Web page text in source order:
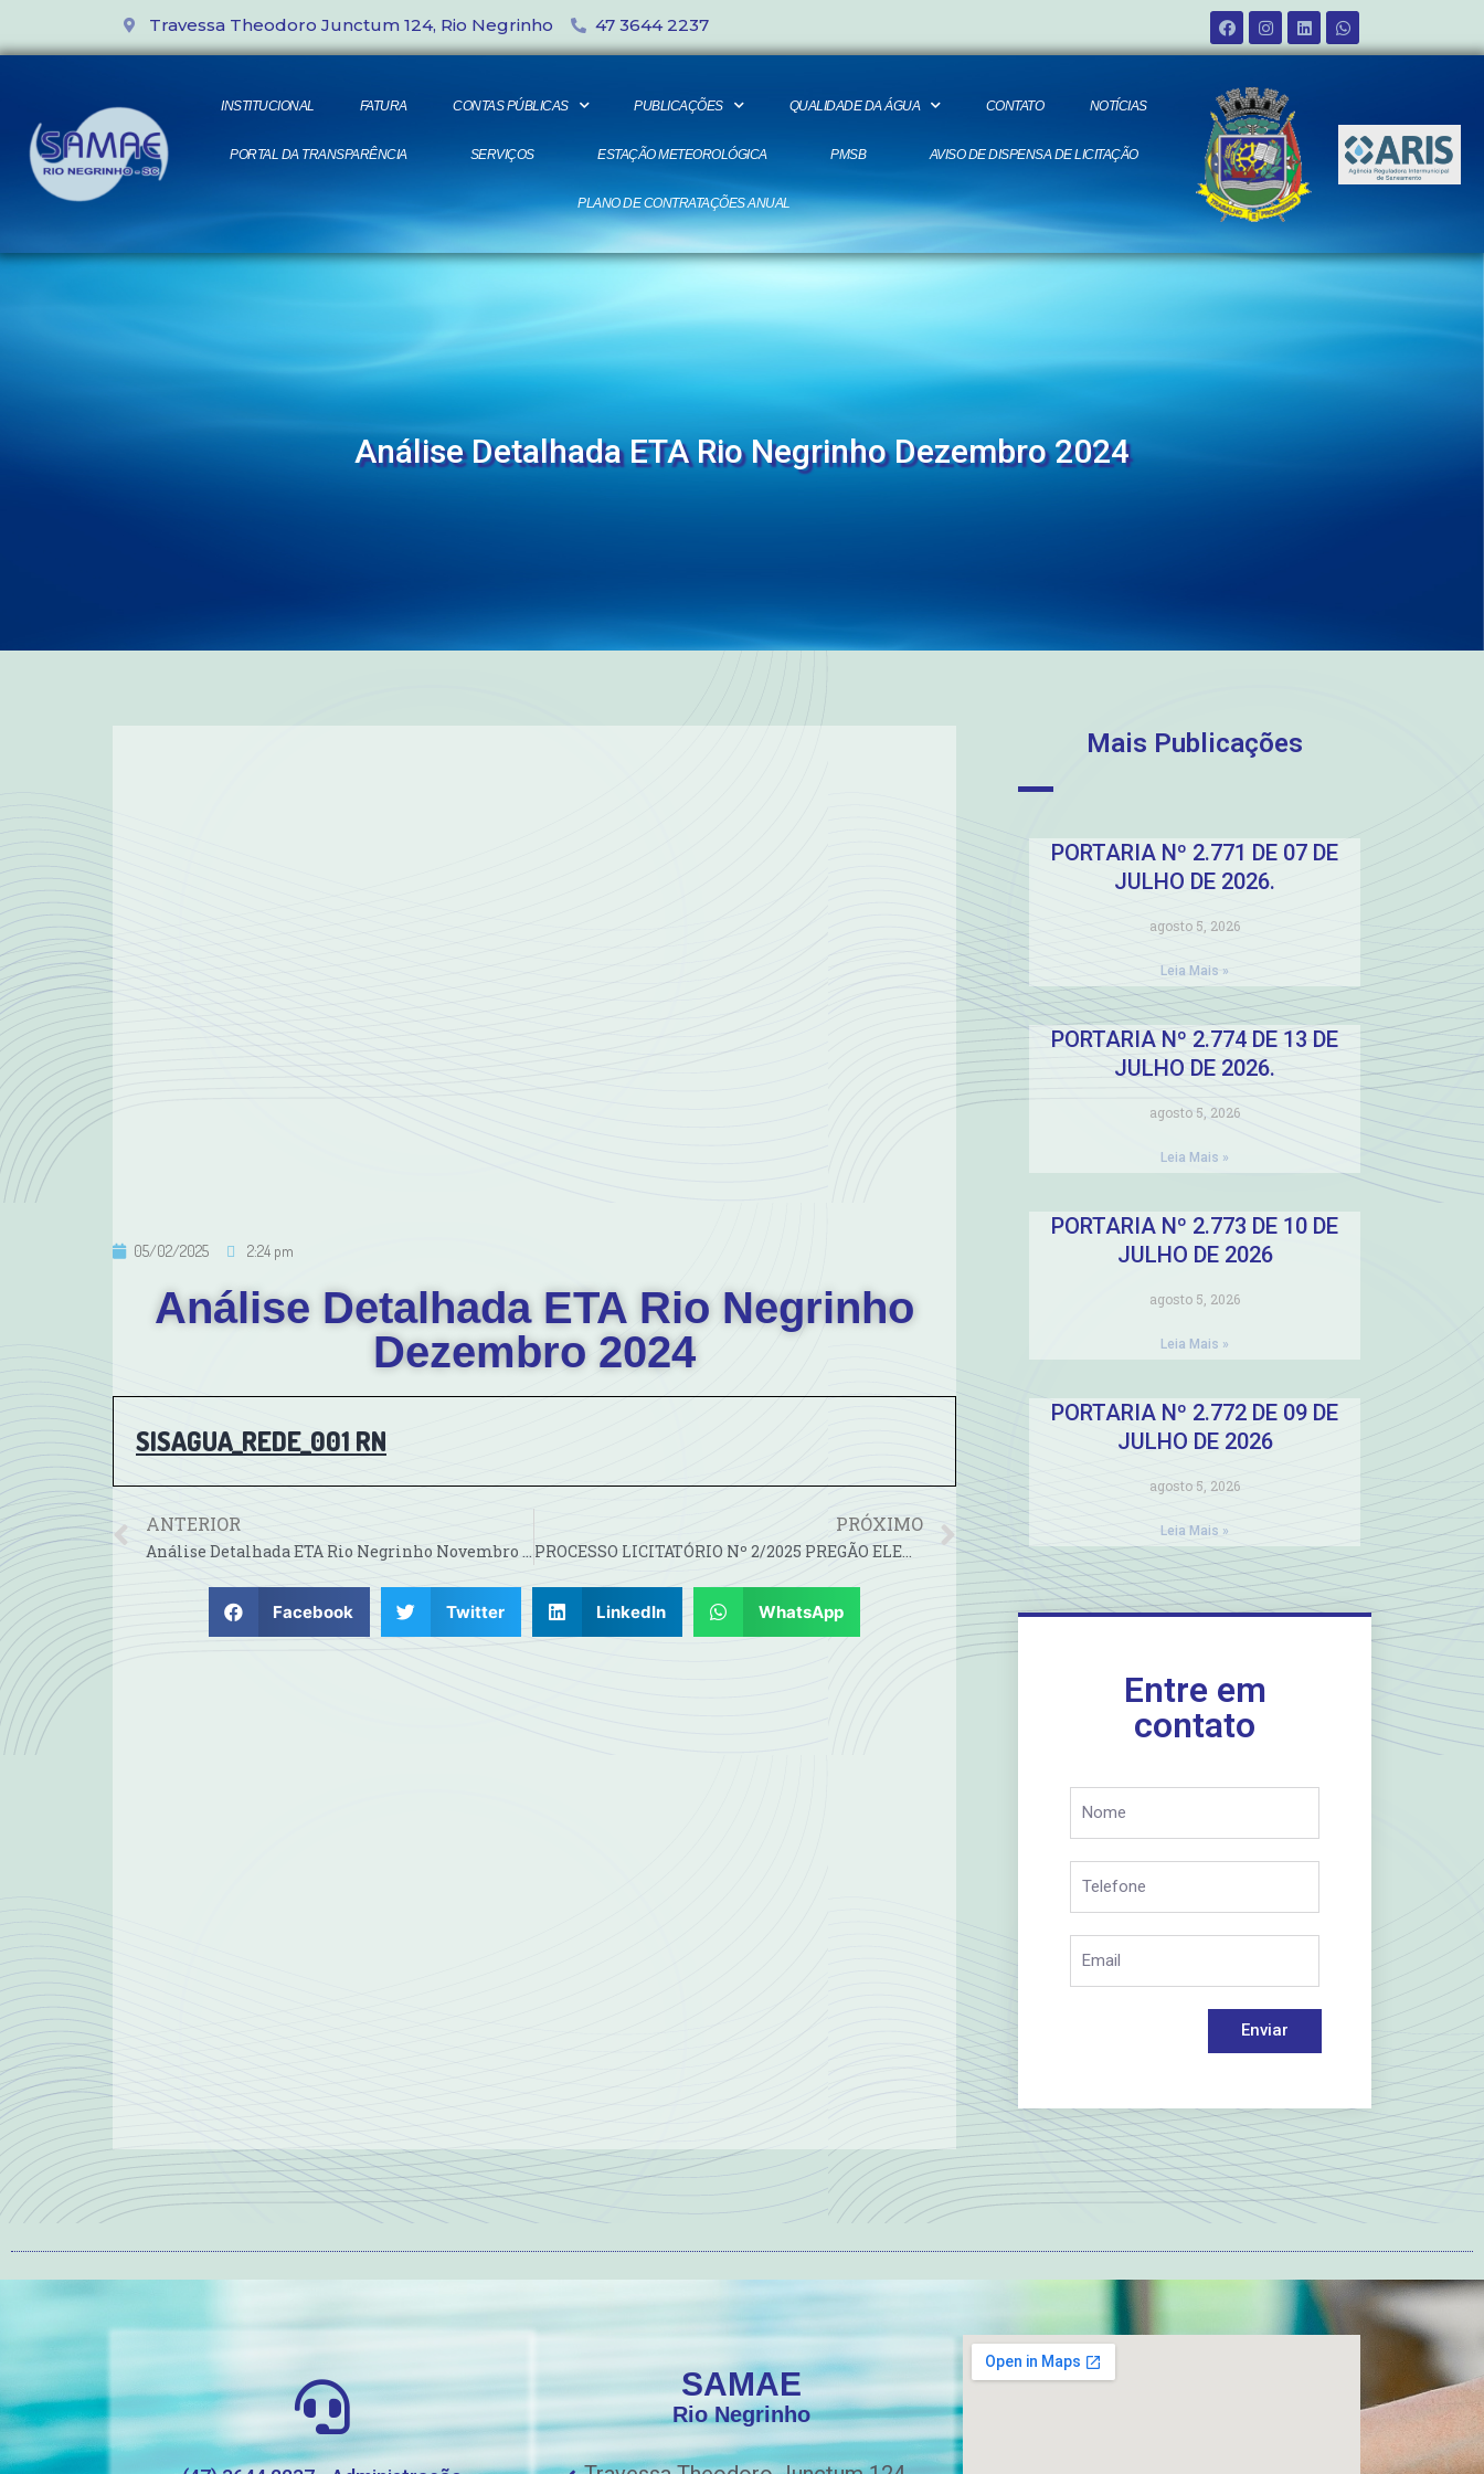
Travessa Theodoro Junctum 124, Rio Negrinho 47 3644 2237
INSTITUCIONAL FATURA CONTAS PÚBLICAS PUBLICAÇÕES QUALIDADE DA ÁGUA CONTATO NOTÍCIAS
PORTAL DA TRANSPARÊNCIA SERVIÇOS ESTAÇÃO METEOROLÓGICA PMSB AVISO DE DISPENSA DE LICITAÇÃO
PLANO DE CONTRATAÇÕES ANUAL
Análise Detalhada ETA Rio Negrinho Dezembro 2024
05/02/2025 2:24 pm
Análise Detalhada ETA Rio Negrinho
Dezembro 2024
SISAGUA_REDE_001 RN
ANTERIOR
Análise Detalhada ETA Rio Negrinho Novembro 2024
PRÓXIMO
PROCESSO LICITATÓRIO Nº 2/2025 PREGÃO ELETRÔNICO N° 1/2025
Facebook Twitter LinkedIn WhatsApp
Mais Publicações
PORTARIA Nº 2.771 DE 07 DE
JULHO DE 2026.
agosto 5, 2026
Leia Mais »
PORTARIA Nº 2.774 DE 13 DE
JULHO DE 2026.
agosto 5, 2026
Leia Mais »
PORTARIA Nº 2.773 DE 10 DE
JULHO DE 2026
agosto 5, 2026
Leia Mais »
PORTARIA Nº 2.772 DE 09 DE
JULHO DE 2026
agosto 5, 2026
Leia Mais »
Entre em
contato
Enviar
SAMAE
Rio Negrinho